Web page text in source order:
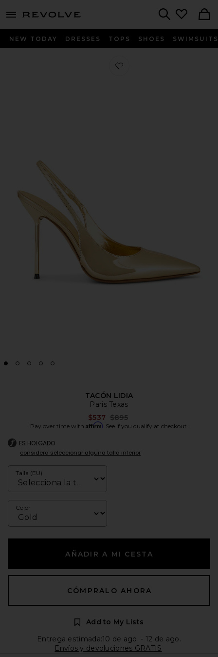
menu - shows more content
NEW TODAY DRESSES TOPS SHOES SWIMSUITS
Favorito TACÓN LIDIA
TACÓN LIDIA
Paris Texas
$537 Previous price:
$895
Pay over time with Affirm. See if you qualify at checkout.
ES HOLGADO
considera seleccionar alguna talla inferior
Talla (EU)
Color
AÑADIR A MI CESTA
CÓMPRALO AHORA
Add to My Lists
Entrega estimada:10 de ago. - 12 de ago.
Envíos y devoluciones GRATIS